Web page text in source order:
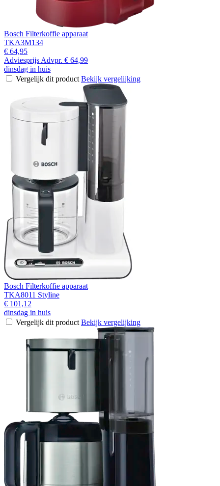
Bosch Filterkoffie apparaat
TKA3M134
€ 64,95
Adviesprijs Advpr. € 64,99
dinsdag in huis
Vergelijk dit product Bekijk vergelijking
Bosch Filterkoffie apparaat
TKA8011 Styline
€ 101,12
dinsdag in huis
Vergelijk dit product Bekijk vergelijking